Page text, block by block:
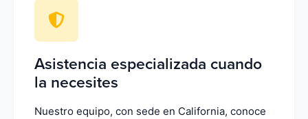
Asistencia especializada cuando
la necesites
Nuestro equipo, con sede en California, conoce